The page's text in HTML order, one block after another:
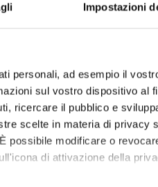
Impostazioni
personali, ad esempio il
sul vostro dispositivo al
ricercare il pubblico e
scelte in materia di privacy
possibile modificare o
di attivazione della